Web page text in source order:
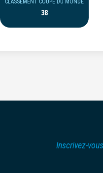
CLASSEMENT COUPE DU MONDE
38
Inscrivez-